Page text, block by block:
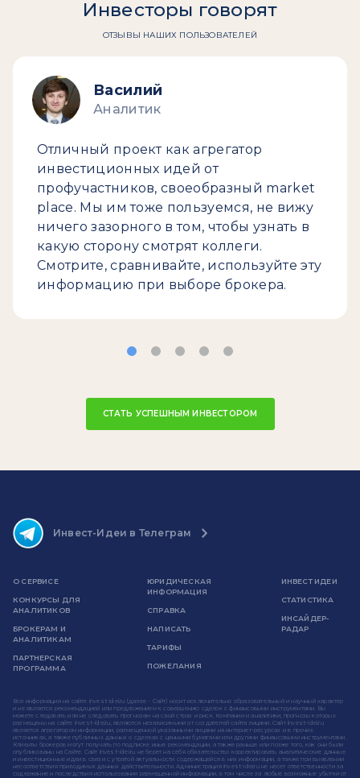
Инвесторы говорят
ОТЗЫВЫ НАШИХ ПОЛЬЗОВАТЕЛЕЙ
Василий
Аналитик
Отличный проект как агрегатор
инвестиционных идей от
профучастников, своеобразный market
place. Мы им тоже пользуемся, не вижу
ничего зазорного в том, чтобы узнать в
какую сторону смотрят коллеги.
Смотрите, сравнивайте, используйте эту
информацию при выборе брокера.
СТАТЬ УСПЕШНЫМ ИНВЕСТОРОМ
Инвест-Идеи в Телеграм
О СЕРВИСЕ
КОНКУРСЫ ДЛЯ
АНАЛИТИКОВ
БРОКЕРАМ И
АНАЛИТИКАМ
ПАРТНЕРСКАЯ
ПРОГРАММА
ЮРИДИЧЕСКАЯ
ИНФОРМАЦИЯ
СПРАВКА
НАПИСАТЬ
ТАРИФЫ
ПОЖЕЛАНИЯ
ИНВЕСТ ИДЕИ
СТАТИСТИКА
ИНСАЙДЕР-
РАДАР
Вся информация на сайте invest-idei.ru (далее - Сайт) носит исключительно образовательный и научный характер
и не является рекомендацией или предложением к совершению сделок с финансовыми инструментами. Вы
можете следовать или не следовать прогнозам на свой страх и риск. Компании и аналитики, прогнозы которых
размещены на сайте invest-idei.ru, являются независимыми от создателей сайта лицами. Сайт invest-idei.ru
является агрегатором информации, размещенной указанными лицами на интернет-ресурсах и в прочих
источниках, а также публичных данных о сделках с ценными бумагами или другими финансовыми инструментами.
Клиенты брокеров могут получать по подписке иные рекомендации, а также раньше или позже того, как они были
опубликованы на Сайте. Сайт invest-idei.ru не берет на себя обязательство корректировать аналитические данные
и инвестиционные идеи в связи с утратой актуальности содержащейся в них информации, а также при выявлении
несоответствия приводимых данных действительности. Администрация invest-idei.ru не несет ответственности за
содержание и последствия использования размещенной информации, в том числе за любые возможные убытки от